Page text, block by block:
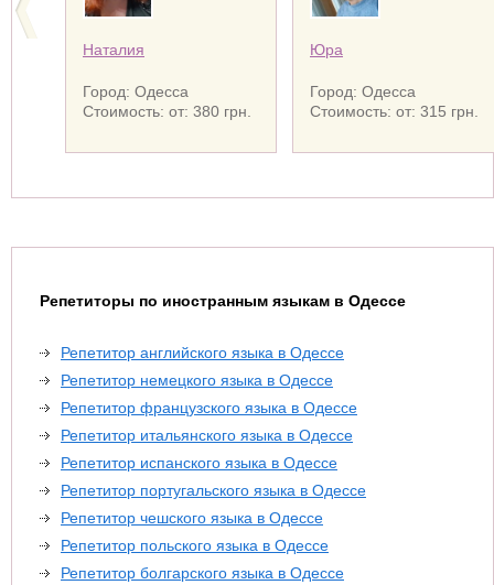
Наталия
Город: Одесса
Стоимость: от: 380 грн.
Юра
Город: Одесса
Стоимость: от: 315 грн.
Репетиторы по иностранным языкам в Одессе
Репетитор английского языка в Одессе
Репетитор немецкого языка в Одессе
Репетитор французского языка в Одессе
Репетитор итальянского языка в Одессе
Репетитор испанского языка в Одессе
Репетитор португальского языка в Одессе
Репетитор чешского языка в Одессе
Репетитор польского языка в Одессе
Репетитор болгарского языка в Одессе